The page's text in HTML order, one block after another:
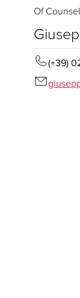
Of Counsel
(+39)